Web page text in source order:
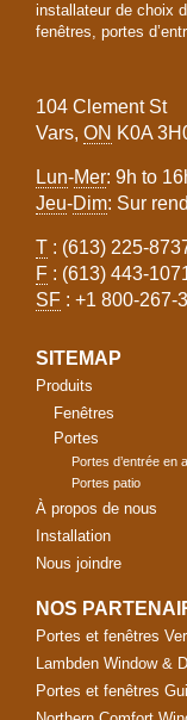
installateur de choix
fenêtres, portes
104 Clement St
Vars, ON K0A
Lun-Mer: 9h to
Jeu-Dim: Sur
T : (613) 225-
F : (613) 443-
SF : +1 800-267-
SITEMAP
Produits
Fenêtres
Portes
Portes d’entrée en
Portes patio
À propos de nous
Installation
Nous joindre
NOS
Portes et fenêtres
Lambden Window &
Portes et fenêtres